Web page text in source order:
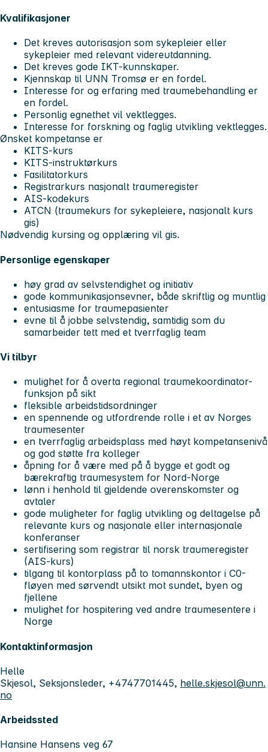
Kvalifikasjoner
Det kreves autorisasjon som sykepleier eller
sykepleier med relevant videreutdanning.
Det kreves gode IKT-kunnskaper.
Kjennskap til UNN Tromsø er en fordel.
Interesse for og erfaring med traumebehandling er
en fordel.
Personlig egnethet vil vektlegges.
Interesse for forskning og faglig utvikling vektlegges.
Ønsket kompetanse er
KITS-kurs
KITS-instruktørkurs
Fasilitatorkurs
Registrarkurs nasjonalt traumeregister
AIS-kodekurs
ATCN (traumekurs for sykepleiere, nasjonalt kurs
gis)
Nødvendig kursing og opplæring vil gis.
Personlige egenskaper
høy grad av selvstendighet og initiativ
gode kommunikasjonsevner, både skriftlig og muntlig
entusiasme for traumepasienter
evne til å jobbe selvstendig, samtidig som du
samarbeider tett med et tverrfaglig team
Vi tilbyr
mulighet for å overta regional traumekoordinator-
funksjon på sikt
fleksible arbeidstidsordninger
en spennende og utfordrende rolle i et av Norges
traumesenter
en tverrfaglig arbeidsplass med høyt kompetansenivå
og god støtte fra kolleger
åpning for å være med på å bygge et godt og
bærekraftig traumesystem for Nord-Norge
lønn i henhold til gjeldende overenskomster og
avtaler
gode muligheter for faglig utvikling og deltagelse på
relevante kurs og nasjonale eller internasjonale
konferanser
sertifisering som registrar til norsk traumeregister
(AIS-kurs)
tilgang til kontorplass på to tomannskontor i C0-
fløyen med sørvendt utsikt mot sundet, byen og
fjellene
mulighet for hospitering ved andre traumesentere i
Norge
Kontaktinformasjon
Helle
Skjesol, Seksjonsleder, +4747701445, helle.skjesol@unn.
no
Arbeidssted
Hansine Hansens veg 67